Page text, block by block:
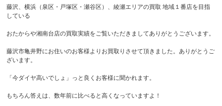
藤沢、横浜（泉区・戸塚区・瀬谷区）、綾瀬エリアの買取 地域１番店を目指
している
おたからや湘南台店の買取実績をご覧いただきましてありがとうございます。
藤沢市亀井野にお住いのお客様よりお買取りさせて頂きました。ありがとうご
ざいます。
「今ダイヤ高いでしょ」っと良くお客様に聞かれます。
もちろん答えは、数年前に比べると高くなっていますよ！